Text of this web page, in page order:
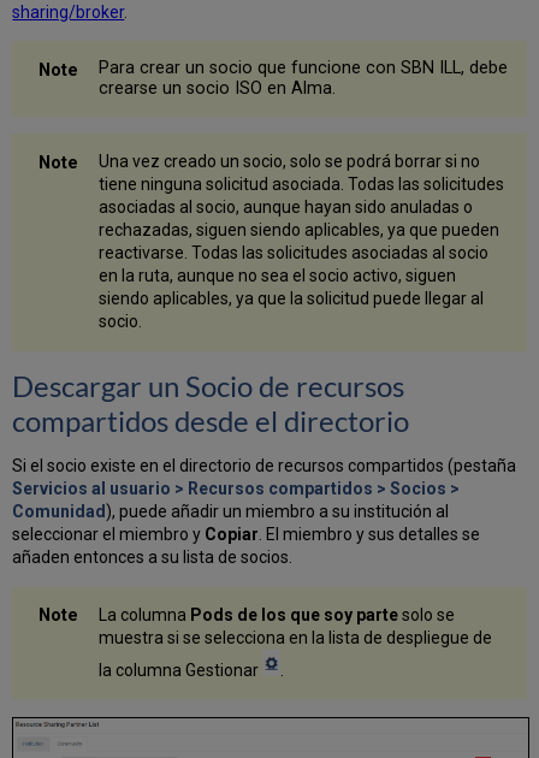
sharing/broker.
Para crear un socio que funcione con SBN ILL, debe
crearse un socio ISO en Alma.
Una vez creado un socio, solo se podrá borrar si no
tiene ninguna solicitud asociada. Todas las solicitudes
asociadas al socio, aunque hayan sido anuladas o
rechazadas, siguen siendo aplicables, ya que pueden
reactivarse. Todas las solicitudes asociadas al socio
en la ruta, aunque no sea el socio activo, siguen
siendo aplicables, ya que la solicitud puede llegar al
socio.
Descargar un Socio de recursos
compartidos desde el directorio
Si el socio existe en el directorio de recursos compartidos (pestaña
Servicios al usuario > Recursos compartidos > Socios >
Comunidad ), puede añadir un miembro a su institución al
seleccionar el miembro y Copiar. El miembro y sus detalles se
añaden entonces a su lista de socios.
La columna Pods de los que soy partesolo se
muestra si se selecciona en la lista de despliegue de
la columna Gestionar